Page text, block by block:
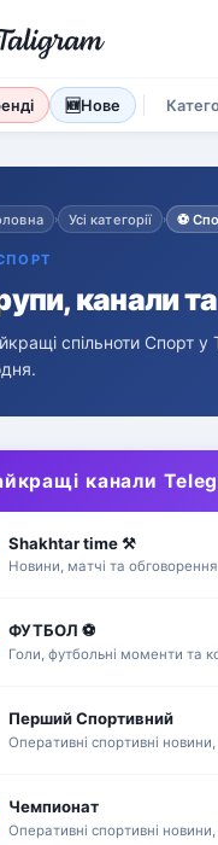
🆕Нове
› Усі категорії › ⚽
канали
спільноти Спорт
канали
Shakhtar time ⚒
Новини, матчі та
ФУТБОЛ ⚽
Голи, футбольні моменти та
Перший Спортивний
Оперативні спортивні новини,
Чемпионат
Оперативні спортивні новини,